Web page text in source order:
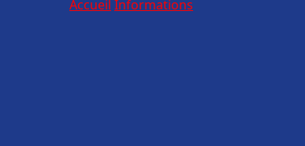
Accueil Informations